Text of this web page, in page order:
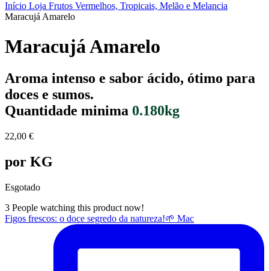
Início Loja Frutos Vermelhos, Tropicais, Melão e Melancia
Maracujá Amarelo
Maracujá Amarelo
Aroma intenso e sabor ácido, ótimo para
doces e sumos.
Quantidade minima 0.180kg
22,00 €
por KG
Esgotado
3 People watching this product now!
Figos frescos: o doce segredo da natureza!🌱 Mac